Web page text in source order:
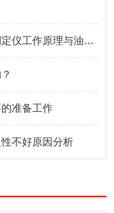
点燃安全的临界温度——闭口闪点测定仪工作原理与油品储运安全检测应用
准备工作
不好原因分析